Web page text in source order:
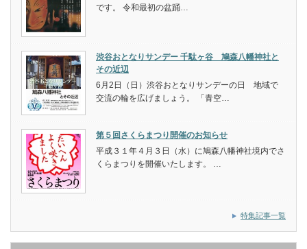
です。 令和最初の盆踊…
渋谷おとなりサンデー 千駄ヶ谷 鳩森八幡神社と
その近辺
6月2日（日）渋谷おとなりサンデーの日 地域で
交流の輪を広げましょう。 「青空…
第５回さくらまつり開催のお知らせ
平成３１年４月３日（水）に鳩森八幡神社境内でさ
くらまつりを開催いたします。 …
特集記事一覧